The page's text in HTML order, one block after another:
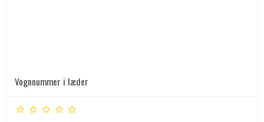
Vognnummer i læder